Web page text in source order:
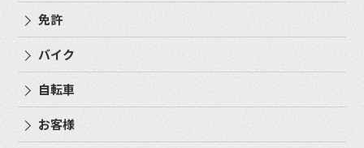
免許
バイク
自転車
お客様